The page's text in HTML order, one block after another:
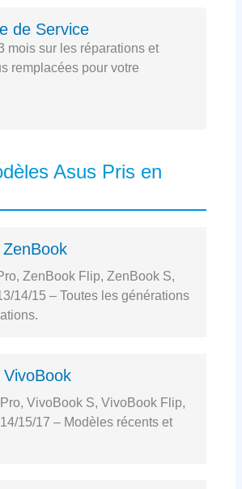
de Service
mois sur les réparations et
remplacées pour votre
Asus Pris en
ZenBook Flip, ZenBook S,
14/15 – Toutes les générations
VivoBook S, VivoBook Flip,
15/17 – Modèles récents et